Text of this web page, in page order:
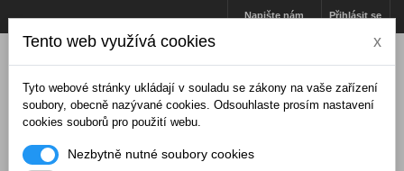
Přihlásit se
Napište nám
Tento web využívá cookies x
Tyto webové stránky ukládají v souladu se zákony na vaše zařízení
soubory, obecně nazývané cookies. Odsouhlaste prosím nastavení
cookies souborů pro použití webu.
Nezbytně nutné soubory cookies